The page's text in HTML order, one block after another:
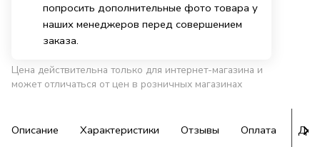
попросить дополнительные фото товара у
наших менеджеров перед совершением
заказа.
Цена действительна только для интернет-магазина и
может отличаться от цен в розничных магазинах
Описание Характеристики Отзывы Оплата